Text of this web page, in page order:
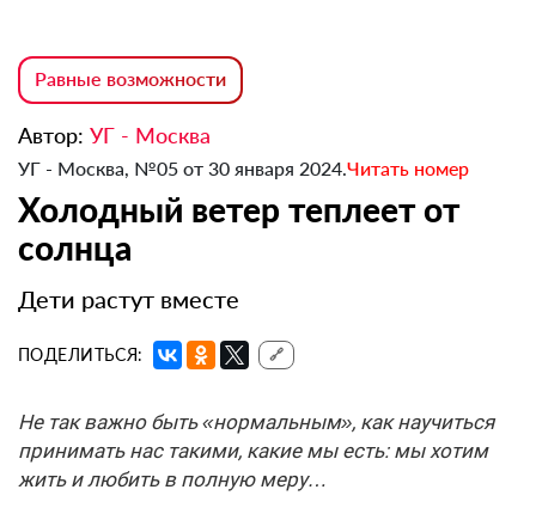
Равные возможности
Автор: УГ - Москва
УГ - Москва, №05 от 30 января 2024.Читать номер
Холодный ветер теплеет от
солнца
Дети растут вместе
ПОДЕЛИТЬСЯ: 🔗
Не так важно быть «нормальным», как научиться
принимать нас такими, какие мы есть: мы хотим
жить и любить в полную меру…